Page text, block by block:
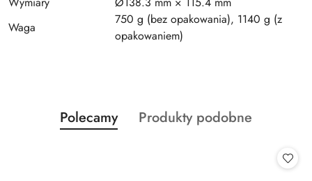
Waga
750 g (bez opakowania), 1140 g (z
opakowaniem)
Pomiń karuzelę produktów
Produkty
o
Polecamy
Produkty
Produkty podobne